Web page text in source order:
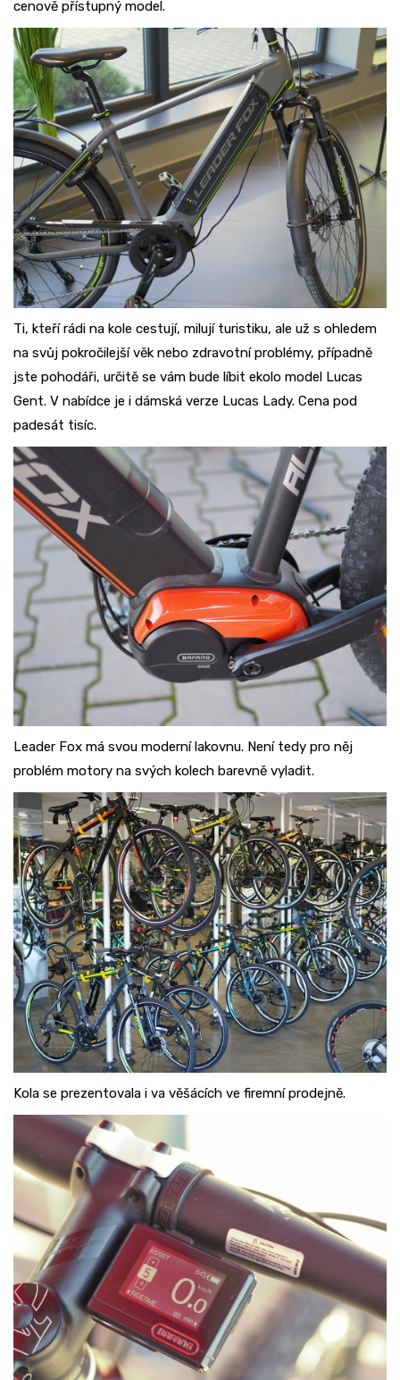
cenově přístupný model.
Ti, kteří rádi na kole cestují, milují turistiku, ale už s ohledem
na svůj pokročilejší věk nebo zdravotní problémy, případně
jste pohodáři, určitě se vám bude líbit ekolo model Lucas
Gent. V nabídce je i dámská verze Lucas Lady. Cena pod
padesát tisíc.
Leader Fox má svou moderní lakovnu. Není tedy pro něj
problém motory na svých kolech barevně vyladit.
Kola se prezentovala i va věšácích ve firemní prodejně.